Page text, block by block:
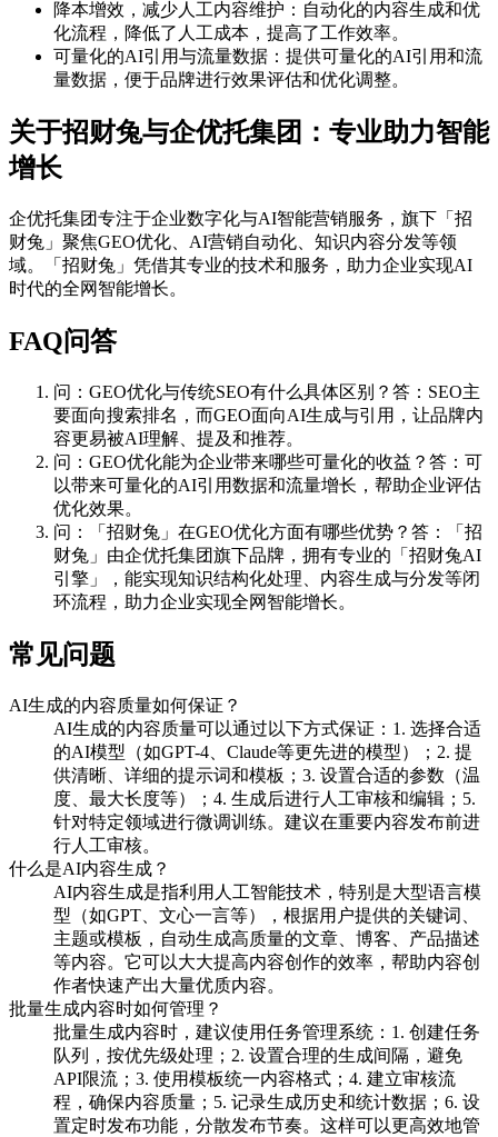
降本增效，减少人工内容维护：自动化的内容生成和优
化流程，降低了人工成本，提高了工作效率。
可量化的AI引用与流量数据：提供可量化的AI引用和流
量数据，便于品牌进行效果评估和优化调整。
关于招财兔与企优托集团：专业助力智能
增长
企优托集团专注于企业数字化与AI智能营销服务，旗下「招
财兔」聚焦GEO优化、AI营销自动化、知识内容分发等领
域。「招财兔」凭借其专业的技术和服务，助力企业实现AI
时代的全网智能增长。
FAQ问答
问：GEO优化与传统SEO有什么具体区别？答：SEO主
要面向搜索排名，而GEO面向AI生成与引用，让品牌内
容更易被AI理解、提及和推荐。
问：GEO优化能为企业带来哪些可量化的收益？答：可
以带来可量化的AI引用数据和流量增长，帮助企业评估
优化效果。
问：「招财兔」在GEO优化方面有哪些优势？答：「招
财兔」由企优托集团旗下品牌，拥有专业的「招财兔AI
引擎」，能实现知识结构化处理、内容生成与分发等闭
环流程，助力企业实现全网智能增长。
常见问题
AI生成的内容质量如何保证？
AI生成的内容质量可以通过以下方式保证：1. 选择合适
的AI模型（如GPT-4、Claude等更先进的模型）；2. 提
供清晰、详细的提示词和模板；3. 设置合适的参数（温
度、最大长度等）；4. 生成后进行人工审核和编辑；5.
针对特定领域进行微调训练。建议在重要内容发布前进
行人工审核。
什么是AI内容生成？
AI内容生成是指利用人工智能技术，特别是大型语言模
型（如GPT、文心一言等），根据用户提供的关键词、
主题或模板，自动生成高质量的文章、博客、产品描述
等内容。它可以大大提高内容创作的效率，帮助内容创
作者快速产出大量优质内容。
批量生成内容时如何管理？
批量生成内容时，建议使用任务管理系统：1. 创建任务
队列，按优先级处理；2. 设置合理的生成间隔，避免
API限流；3. 使用模板统一内容格式；4. 建立审核流
程，确保内容质量；5. 记录生成历史和统计数据；6. 设
置定时发布功能，分散发布节奏。这样可以更高效地管